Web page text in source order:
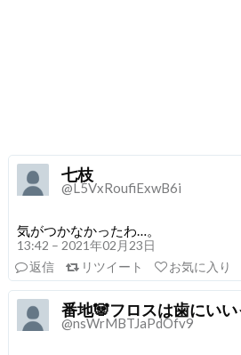
七枝
@L5VxRoufiExwB6i
気がつかなかったわ…。
13:42 – 2021年02月23日
返信
リツイート お気に入り
番地🐼フロスは歯にい
@nsWrMBTJaPdOfv9